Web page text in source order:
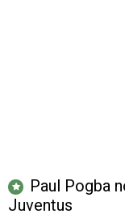
Paul Pogba
Juventus